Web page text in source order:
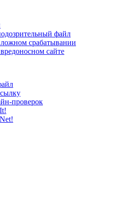
файл
срабатывании
сайте
проверок